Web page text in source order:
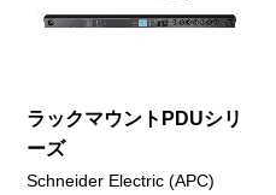
ラックマウントPDUシリ
ーズ
Schneider Electric (APC)